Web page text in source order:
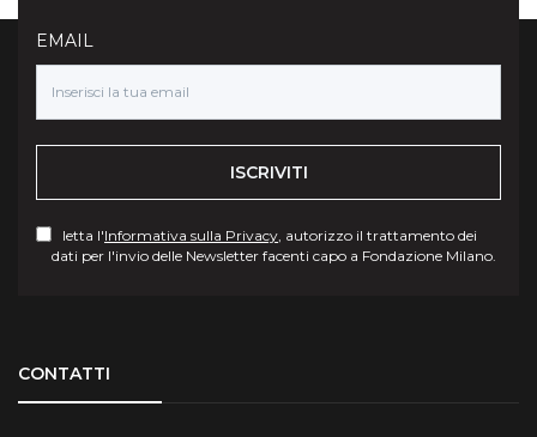
EMAIL
ISCRIVITI
letta l'Informativa sulla Privacy, autorizzo il trattamento dei
dati per l'invio delle Newsletter facenti capo a Fondazione Milano.
CONTATTI